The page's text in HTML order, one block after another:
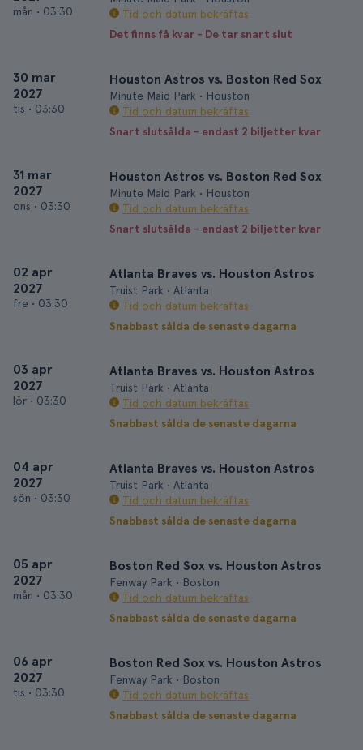
mån • 03:30
Tid och datum bekräftas
Det finns få kvar - De tar snart slut
30 mar
2027
tis • 03:30
Houston Astros vs. Boston Red Sox
Minute Maid Park • Houston
Tid och datum bekräftas
Snart slutsålda - endast 2 biljetter kvar
31 mar
2027
ons • 03:30
Houston Astros vs. Boston Red Sox
Minute Maid Park • Houston
Tid och datum bekräftas
Snart slutsålda - endast 2 biljetter kvar
02 apr
2027
fre • 03:30
Atlanta Braves vs. Houston Astros
Truist Park • Atlanta
Tid och datum bekräftas
Snabbast sålda de senaste dagarna
03 apr
2027
lör • 03:30
Atlanta Braves vs. Houston Astros
Truist Park • Atlanta
Tid och datum bekräftas
Snabbast sålda de senaste dagarna
04 apr
2027
sön • 03:30
Atlanta Braves vs. Houston Astros
Truist Park • Atlanta
Tid och datum bekräftas
Snabbast sålda de senaste dagarna
05 apr
2027
mån • 03:30
Boston Red Sox vs. Houston Astros
Fenway Park • Boston
Tid och datum bekräftas
Snabbast sålda de senaste dagarna
06 apr
2027
tis • 03:30
Boston Red Sox vs. Houston Astros
Fenway Park • Boston
Tid och datum bekräftas
Snabbast sålda de senaste dagarna